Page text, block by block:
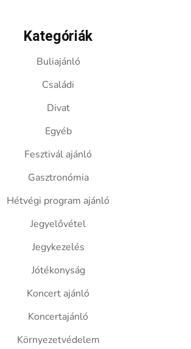
Kategóriák
Buliajánló
Családi
Divat
Egyéb
Fesztivál ajánló
Gasztronómia
Hétvégi program ajánló
Jegyelővétel
Jegykezelés
Jótékonyság
Koncert ajánló
Koncertajánló
Környezetvédelem